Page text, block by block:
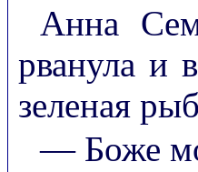
Анна
рванула и
зеленая
— Боже